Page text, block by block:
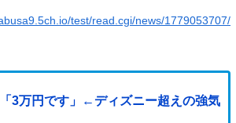
test/read.cgi/news/1779053707/
3万円です」←ディズニー超えの強気